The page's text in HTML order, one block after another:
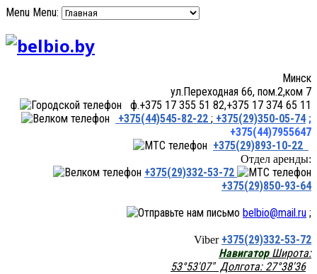
Menu Menu:
Минск
ул.Переходная 66, пом.2,ком 7
ф.+375 17 355 51 82,+375 17 374 65 11
+375(44)545-82-22 ; +375(29)350-05-74 ;
+375(44)7955647
+375(29)893-10-22
Отдел аренды:
+375(29)332-53-72
+375(29)850-93-64
belbio@mail.ru ;
Viber +375(29)332-53-72
НавигаторШирота:
53°53'07" Долгота: 27°38'36